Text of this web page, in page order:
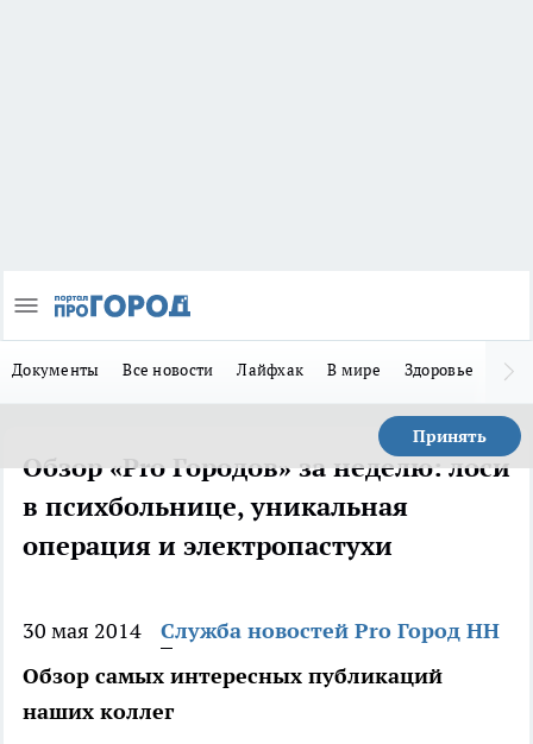
Документы Все новости Лайфхак В мире Здоровье
Принять
Обзор «Pro Городов» за неделю: лоси
в психбольнице, уникальная
операция и электропастухи
30 мая 2014
Служба новостей Pro Город НН
Обзор самых интересных публикаций
наших коллег